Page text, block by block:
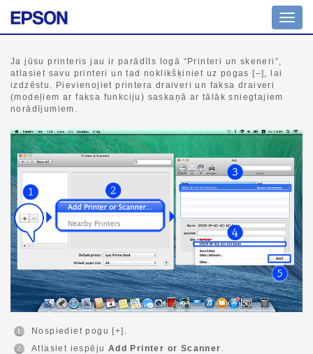
Ja jūsu printeris jau ir parādīts logā “Printeri un skeneri”,
atlasiet savu printeri un tad noklikšķiniet uz pogas [–], lai
izdzēstu. Pievienojiet printera draiveri un faksa draiveri
(modeļiem ar faksa funkciju) saskaņā ar tālāk sniegtajiem
norādījumiem.
Nospiediet pogu [+].
Atlasiet iespēju Add Printer or Scanner